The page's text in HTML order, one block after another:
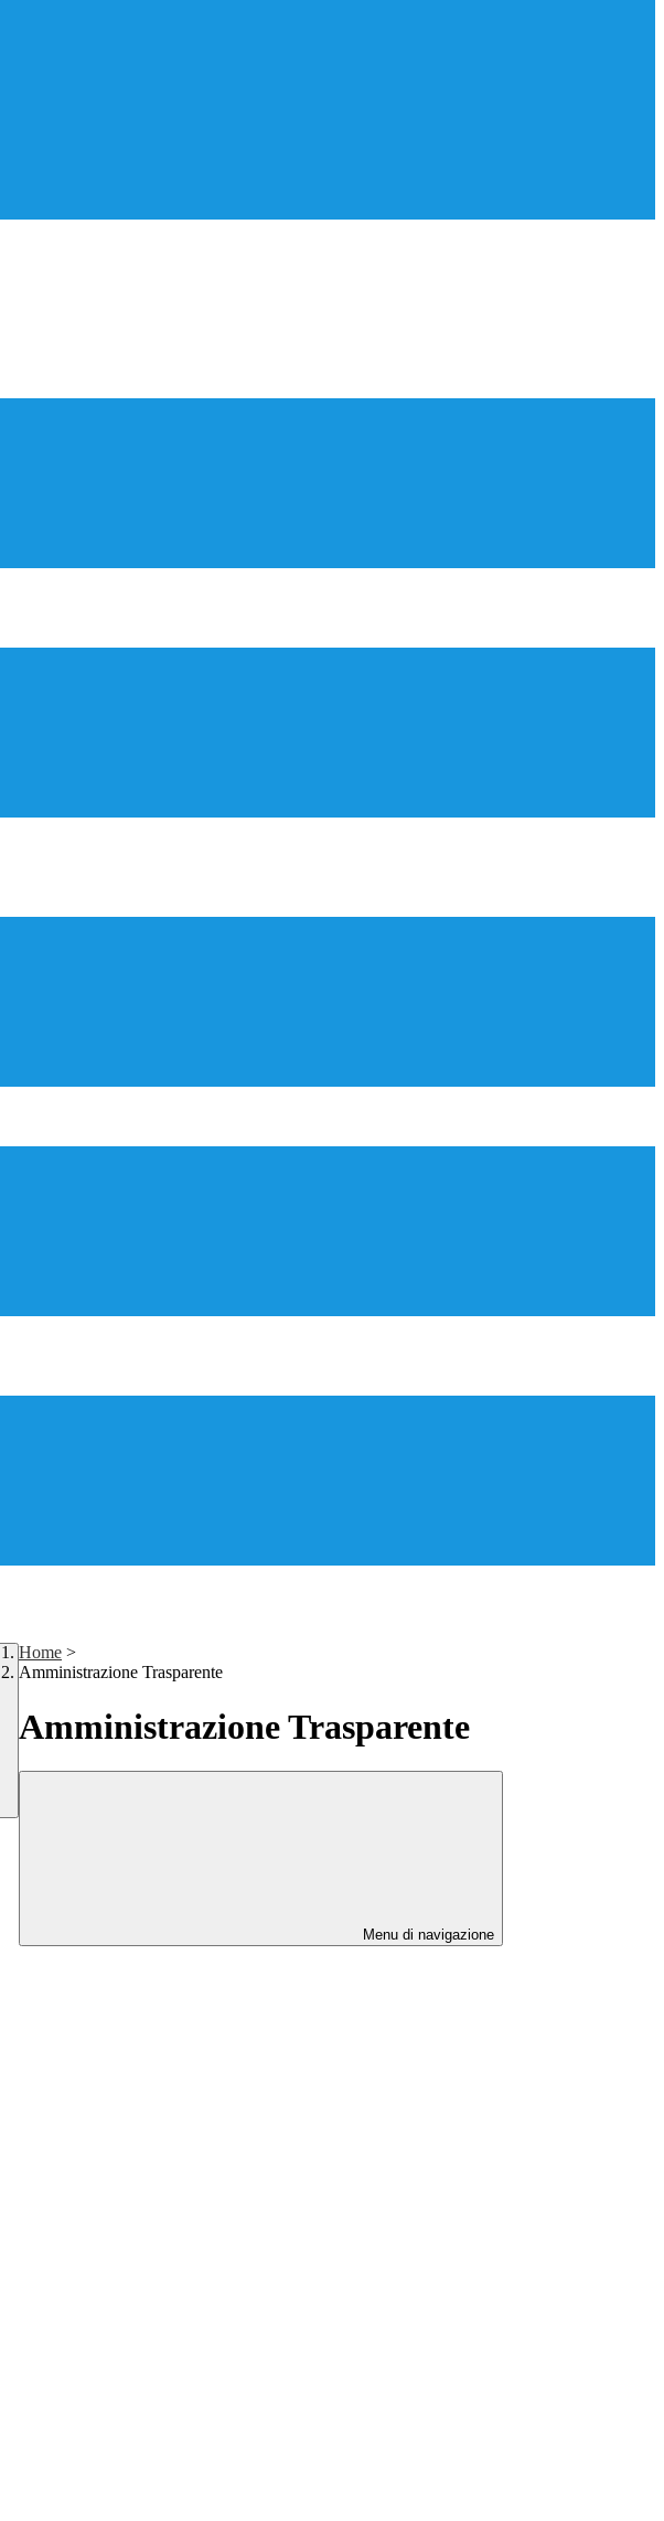
Home >
Amministrazione Trasparente
Amministrazione Trasparente
Menu di navigazione